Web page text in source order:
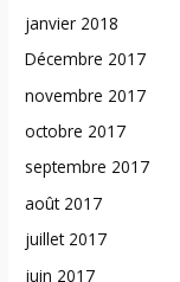
janvier 2018
Décembre 2017
novembre 2017
octobre 2017
septembre 2017
août 2017
juillet 2017
juin 2017